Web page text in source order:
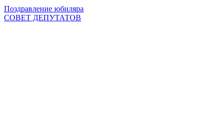
Поздравление юбиляра
СОВЕТ ДЕПУТАТОВ